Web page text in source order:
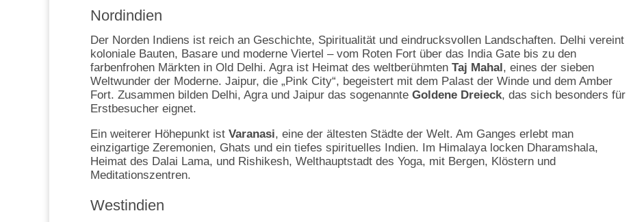
Nordindien
Der Norden Indiens ist reich an Geschichte, Spiritualität und eindrucksvollen Landschaften. Delhi vereint
koloniale Bauten, Basare und moderne Viertel – vom Roten Fort über das India Gate bis zu den
farbenfrohen Märkten in Old Delhi. Agra ist Heimat des weltberühmten Taj Mahal, eines der sieben
Weltwunder der Moderne. Jaipur, die „Pink City“, begeistert mit dem Palast der Winde und dem Amber
Fort. Zusammen bilden Delhi, Agra und Jaipur das sogenannte Goldene Dreieck, das sich besonders für
Erstbesucher eignet.
Ein weiterer Höhepunkt ist Varanasi, eine der ältesten Städte der Welt. Am Ganges erlebt man
einzigartige Zeremonien, Ghats und ein tiefes spirituelles Indien. Im Himalaya locken Dharamshala,
Heimat des Dalai Lama, und Rishikesh, Welthauptstadt des Yoga, mit Bergen, Klöstern und
Meditationszentren.
Westindien